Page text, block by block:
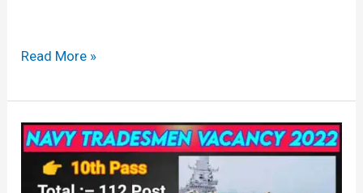
Read More »
Indian
Navy
Tradesman